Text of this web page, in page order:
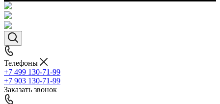
Телефоны
+7 499 130-71-99
+7 903 130-71-99
Заказать звонок